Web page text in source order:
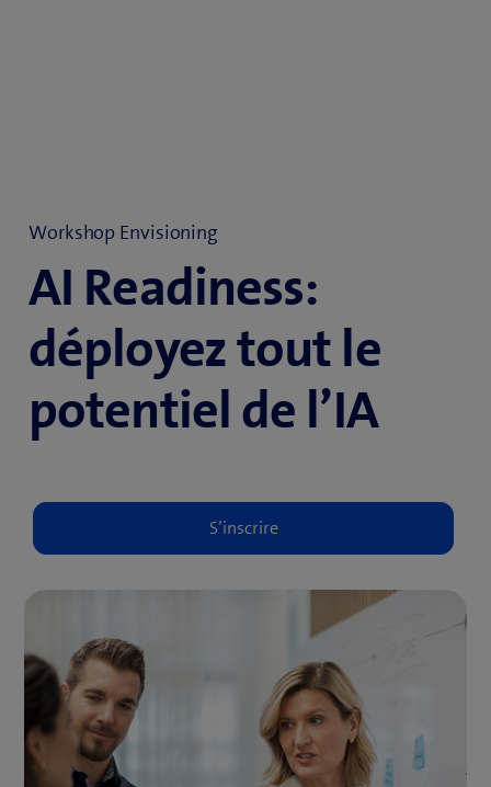
Workshop Envisioning
AI Readiness:
déployez tout le
potentiel de l’IA